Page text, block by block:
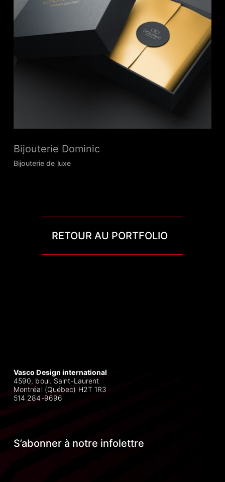
Bijouterie Dominic
Bijouterie de luxe
RETOUR AU PORTFOLIO
Vasco Design international
4590, boul. Saint-Laurent
Montréal (Québec) H2T 1R3
514 284-9696
S’abonner à notre infolettre